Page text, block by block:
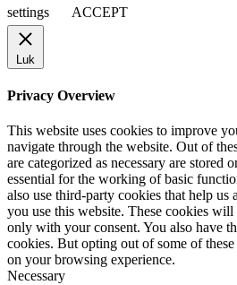
settings
ACCEPT
Luk
Privacy Overview
This website uses cookies to improve
navigate through the website. Out of
are categorized as necessary are stored
essential for the working of basic
also use third-party cookies that help us
you use this website. These cookies
only with your consent. You also have
cookies. But opting out of some of
on your browsing experience.
Necessary